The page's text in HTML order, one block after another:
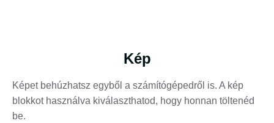
Kép
Képet behúzhatsz egyből a számítógépedről is. A kép
blokkot használva kiválaszthatod, hogy honnan töltenéd
be.